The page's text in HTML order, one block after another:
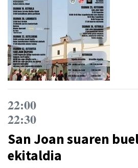
22:00
22:30
San Joan suaren
ekitaldia